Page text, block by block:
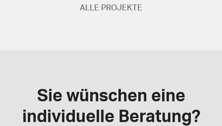
ALLE PROJEKTE
Sie wünschen eine
individuelle Beratung?